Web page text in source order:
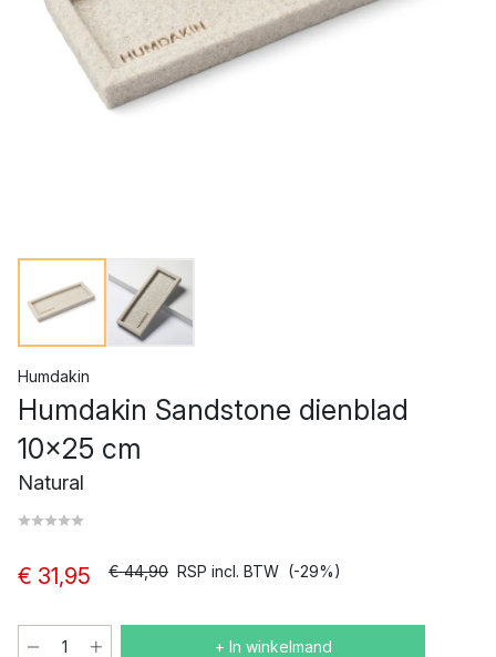
Humdakin
Humdakin Sandstone dienblad
10x25 cm
Natural
€ 31,95 € 44,90 RSP incl. BTW (-29%)
+ In winkelmand